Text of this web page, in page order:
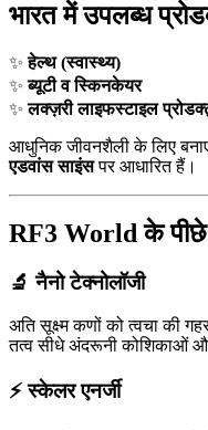
भारत में उपलब्ध
✨हेल्थ (स्वास्थ्य)
✨ब्यूटी व स्किनकेयर
✨लक्ज़री लाइफस्टाइल
आधुनिक जीवनशैली के लिए
एडवांस साइंसपर आधारित हैं।
RF3 World के पीछे
🔬नैनो टेक्नोलॉजी
अति सूक्ष्म कणों को त्वचा की
तत्व सीधे अंदरूनी कोशिकाओं
⚡स्केलर एनर्जी